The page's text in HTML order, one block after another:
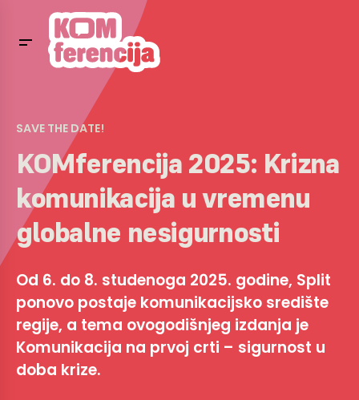
SAVE THE DATE!
KOMferencija 2025: Krizna
komunikacija u vremenu
globalne nesigurnosti
Od 6. do 8. studenoga 2025. godine, Split
ponovo postaje komunikacijsko središte
regije, a tema ovogodišnjeg izdanja je
Komunikacija na prvoj crti – sigurnost u
doba krize.